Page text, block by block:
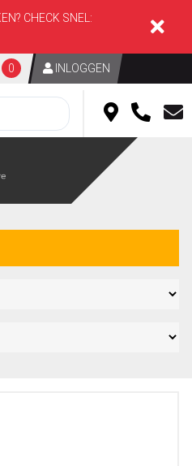
CHECK SNEL:
0 INLOGGEN